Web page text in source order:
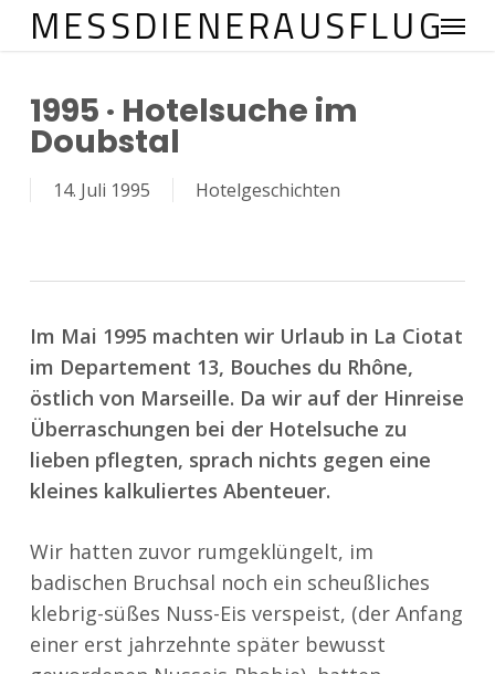
Skip
content
MESSDIENERAUSFLUGMenu
1995 · Hotelsuche im
Doubstal
14. Juli 1995 Hotelgeschichten
Im Mai 1995 machten wir Urlaub in La Ciotat
im Departement 13, Bouches du Rhône,
östlich von Marseille. Da wir auf der Hinreise
Überraschungen bei der Hotelsuche zu
lieben pflegten, sprach nichts gegen eine
kleines kalkuliertes Abenteuer.
Wir hatten zuvor rumgeklüngelt, im
badischen Bruchsal noch ein scheußliches
klebrig-süßes Nuss-Eis verspeist, (der Anfang
einer erst jahrzehnte später bewusst